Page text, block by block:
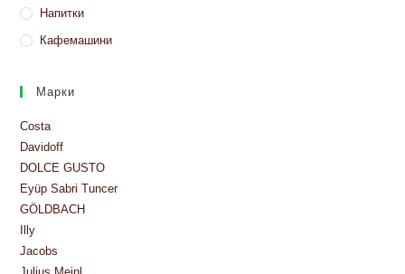
Напитки
Кафемашини
Марки
Costa
Davidoff
DOLCE GUSTO
Eyüp Sabri Tuncer
GÖLDBACH
Illy
Jacobs